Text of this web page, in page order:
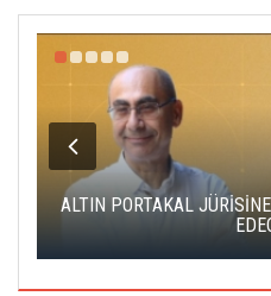
ALTIN PORTAKAL